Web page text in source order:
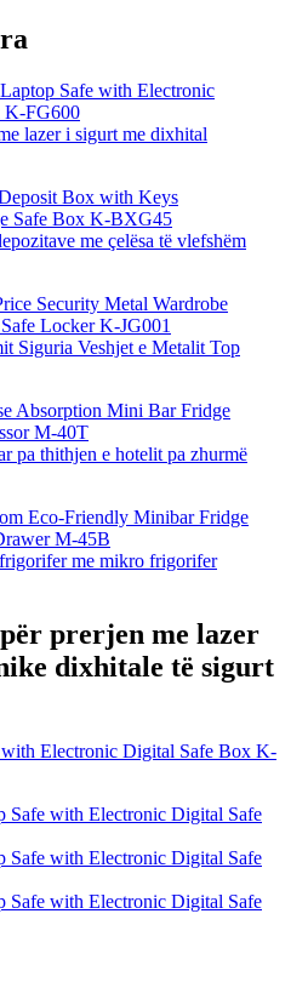
lazer i sigurt me dixhital
me çelësa të vlefshëm
Siguria Veshjet e Metalit Top
pa thithjen e hotelit pa zhurmë
me mikro frigorifer
prerjen me lazer
dixhitale të sigurt